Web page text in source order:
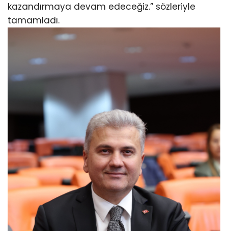
kazandırmaya devam edeceğiz.” sözleriyle
tamamladı.